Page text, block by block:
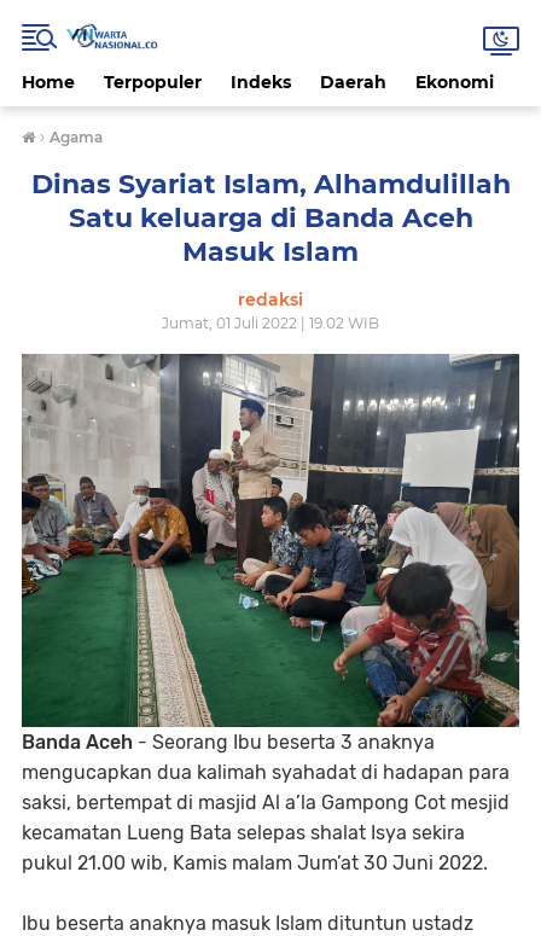
Home Terpopuler Indeks Daerah Ekonomi
› Agama
Dinas Syariat Islam, Alhamdulillah
Satu keluarga di Banda Aceh
Masuk Islam
redaksi
Jumat, 01 Juli 2022 | 19.02 WIB
Banda Aceh - Seorang Ibu beserta 3 anaknya
mengucapkan dua kalimah syahadat di hadapan para
saksi, bertempat di masjid Al a’la Gampong Cot mesjid
kecamatan Lueng Bata selepas shalat Isya sekira
pukul 21.00 wib, Kamis malam Jum’at 30 Juni 2022.
Ibu beserta anaknya masuk Islam dituntun ustadz